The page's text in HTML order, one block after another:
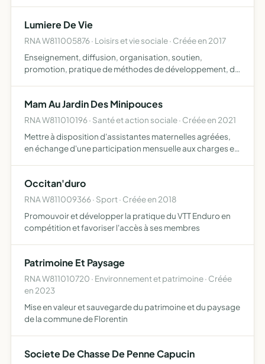
Lumiere De Vie
RNA W811005876 · Loisirs et vie sociale · Créée en 2017
Enseignement, diffusion, organisation, soutien,
promotion, pratique de méthodes de développement, de
personnel et s…
Mam Au Jardin Des Minipouces
RNA W811010196 · Santé et action sociale · Créée en 2021
Mettre à disposition d'assistantes maternelles agréées,
en échange d'une participation mensuelle aux charges et
aménagé…
Occitan'duro
RNA W811009366 · Sport · Créée en 2018
Promouvoir et développer la pratique du VTT Enduro en
compétition et favoriser l'accès à ses membres
Patrimoine Et Paysage
RNA W811010720 · Environnement et patrimoine · Créée
en 2023
Mise en valeur et sauvegarde du patrimoine et du paysage
de la commune de Florentin
Societe De Chasse De Penne Capucin